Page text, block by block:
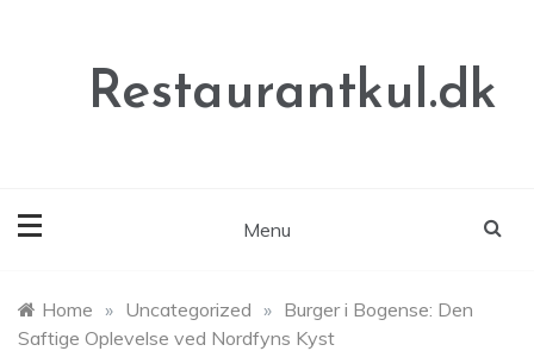
Restaurantkul.dk
Menu
Home » Uncategorized » Burger i Bogense: Den
Saftige Oplevelse ved Nordfyns Kyst